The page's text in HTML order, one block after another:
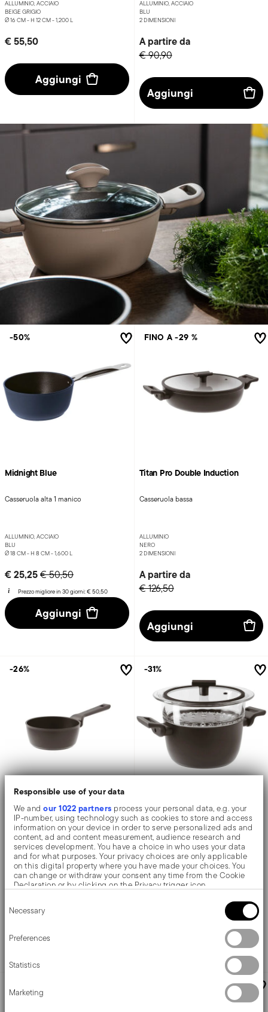
Responsible use of your data
We andour 1022 partners process your personal data, e.g. your
IP-number, using technology such as cookies to store and access
information on your device in order to serve personalized ads and
content, ad and content measurement, audience research and
services development. You have a choice in who uses your data
and for what purposes. Your privacy choices are only applicable
on this digital property where you have made your choices. You
can change or withdraw your consent any time from the Cookie
Declaration or by clicking on the Privacy trigger icon.
Collect information about your geographical location
Identify your device by actively scanning it for specific
characteristics (fingerprinting)
Find out more about how your personal data is processed and set
your preferences in the
We use cookies to personalise content and ads, to provide social
media features and to analyse our traffic. We also share
information about your use of our site with our social media,
Selection
Necessary
Preferences
Statistics
Marketing
ALLUMINIO, ACCIAIO
BEIGE GRIGIO
Ø 16 CM - H 12 CM - 1,200 L
€ 55,50
Aggiungi
ALLUMINIO, ACCIAIO
BLU
2 DIMENSIONI
A partire da
€ 90,90
Aggiungi
Midnight Blue
Casseruola alta 1 manico
ALLUMINIO, ACCIAIO
BLU
Ø 18 CM - H 8 CM - 1,600 L
€ 25,25Price reduced from
€ 50,50to
Prezzo migliore in 30 giorni:€ 50,50
Aggiungi
-50%
Titan Pro Double Induction
Casseruola bassa
ALLUMINIO
NERO
2 DIMENSIONI
A partire da
€ 126,50
Aggiungi
FINO A -29 %
Titan Pro Double Induction
Casseruola alta 1 manico
ALLUMINIO
NERO
Ø 16 CM - H 7 CM - 1,200 L
€ 44,90€ 60,50
Aggiungi
-26%
Titan Pro Double Induction
Cuocivapore
ALLUMINIO
NERO
Ø 20 CM - H 12 CM - 3,100 L
Price reduced from
€ 181,90
-31%